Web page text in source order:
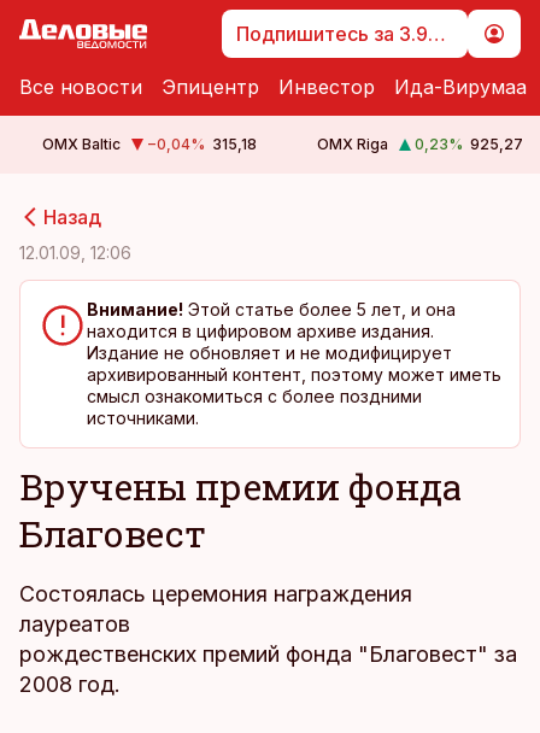
Подпишитесь за 3.99 €
Все новости Эпицентр Инвестор Ида-Вирумаа
OMX Baltic −0,04% 315,18 OMX Riga 0,23% 925,27
Назад
12.01.09, 12:06
Внимание! Этой статье более 5 лет, и она
находится в цифировом архиве издания.
Издание не обновляет и не модифицирует
архивированный контент, поэтому может иметь
смысл ознакомиться с более поздними
источниками.
Вручены премии фонда
Благовест
Состоялась церемония награждения
лауреатов
рождественских премий фонда "Благовест" за
2008 год.